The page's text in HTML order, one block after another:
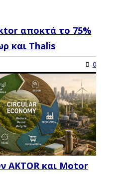
αποκτά το 75%
και Thalis
0
AKTOR και Motor